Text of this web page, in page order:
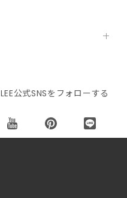
LEE公式SNSをフォローする